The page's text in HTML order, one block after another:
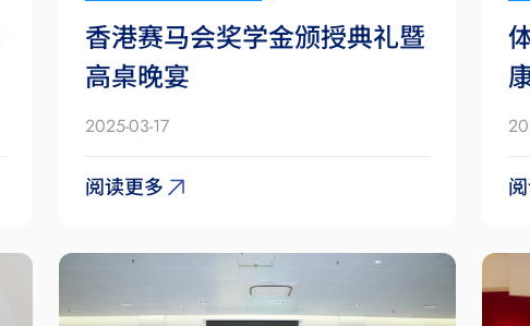
香港赛马会奖学金颁授典礼暨
高桌晚宴
2025-03-17
阅读更多